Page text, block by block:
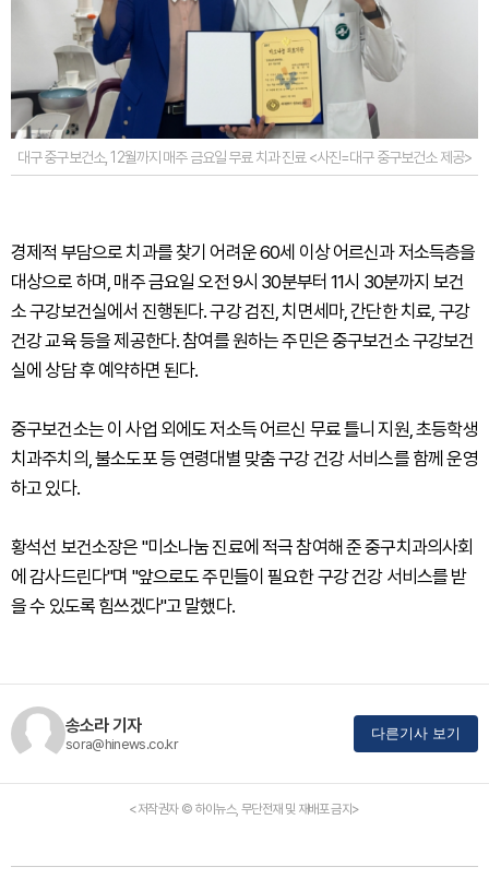
대구 중구보건소, 12월까지 매주 금요일 무료 치과 진료 <사진=대구 중구보건소 제공>
경제적 부담으로 치과를 찾기 어려운 60세 이상 어르신과 저소득층을
대상으로 하며, 매주 금요일 오전 9시 30분부터 11시 30분까지 보건
소 구강보건실에서 진행된다. 구강 검진, 치면세마, 간단한 치료, 구강
건강 교육 등을 제공한다. 참여를 원하는 주민은 중구보건소 구강보건
실에 상담 후 예약하면 된다.
중구보건소는 이 사업 외에도 저소득 어르신 무료 틀니 지원, 초등학생
치과주치의, 불소도포 등 연령대별 맞춤 구강 건강 서비스를 함께 운영
하고 있다.
황석선 보건소장은 "미소나눔 진료에 적극 참여해 준 중구치과의사회
에 감사드린다"며 "앞으로도 주민들이 필요한 구강 건강 서비스를 받
을 수 있도록 힘쓰겠다"고 말했다.
송소라 기자
sora@hinews.co.kr
다른기사 보기
<저작권자 © 하이뉴스, 무단전재 및 재배포 금지>